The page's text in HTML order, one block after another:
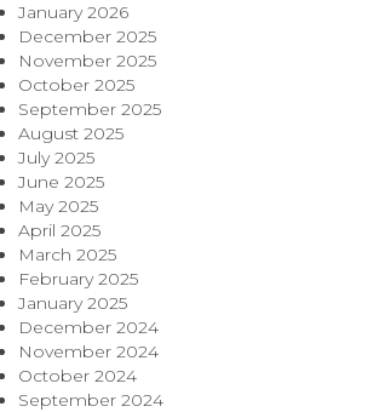
January 2026
December 2025
November 2025
October 2025
September 2025
August 2025
July 2025
June 2025
May 2025
April 2025
March 2025
February 2025
January 2025
December 2024
November 2024
October 2024
September 2024